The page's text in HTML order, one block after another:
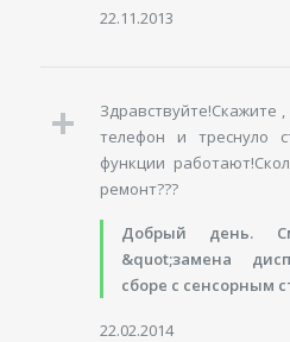
22.11.2013
Здравствуйте!Скажите
телефон и треснуло
функции
ремонт???
Добрый день.
&quot;замена
сборе с сенсорным
22.02.2014